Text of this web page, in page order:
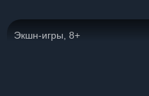
Экшн-игры, 8+